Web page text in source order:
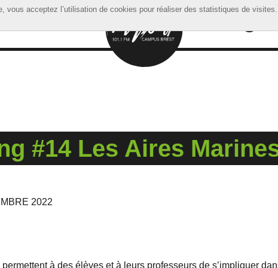
vous acceptez l’utilisation de cookies pour réaliser des statistiques de visites.
vous acceptez l’utilisation de cookies pour réaliser des statistiques de visites.
#14 Les Aires
2022
permettent à des élèves et à leurs professeurs de s’impliquer